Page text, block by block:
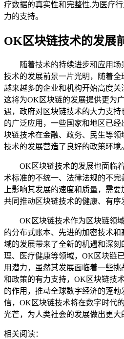
疗数据的真实性和完整性,为医疗
力的支持。
OK区块链技术的发展
随着技术的持续进步和应用
技术的发展前景一片光明，随着全
越来越多的企业和机构开始高度关
这将为OK区块链的发展提供更为
遇，政府对区块链技术的大力支
的广泛应用，一些国家和地区已
块链技术在金融、政务、民生等
技术的发展营造了良好的政策环境
OK区块链技术的发展也面临
术标准的不统一、法律法规的不
上影响其发展的速度和质量，需要
共同推动区块链技术的健康、有序
OK区块链技术作为区块链领
的分布式账本、先进的加密技术
域的发展带来了全新的机遇和深
理、医疗健康等领域，OK区块链
用潜力，虽然其发展面临着一些
和政策的有力支持，OK区块链技
的作用，推动全球数字经济的蓬
信，OK区块链技术将在数字时代
光芒，为人类社会的发展做出更大
相关阅读：